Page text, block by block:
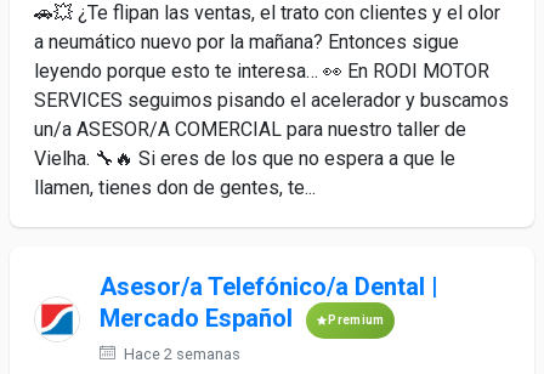
🚗💥 ¿Te flipan las ventas, el trato con clientes y el olor
a neumático nuevo por la mañana? Entonces sigue
leyendo porque esto te interesa… 👀 En RODI MOTOR
SERVICES seguimos pisando el acelerador y buscamos
un/a ASESOR/A COMERCIAL para nuestro taller de
Vielha. 🔧🔥 Si eres de los que no espera a que le
llamen, tienes don de gentes, te...
Asesor/a Telefónico/a Dental |
Mercado Español
Premium
Hace 2 semanas